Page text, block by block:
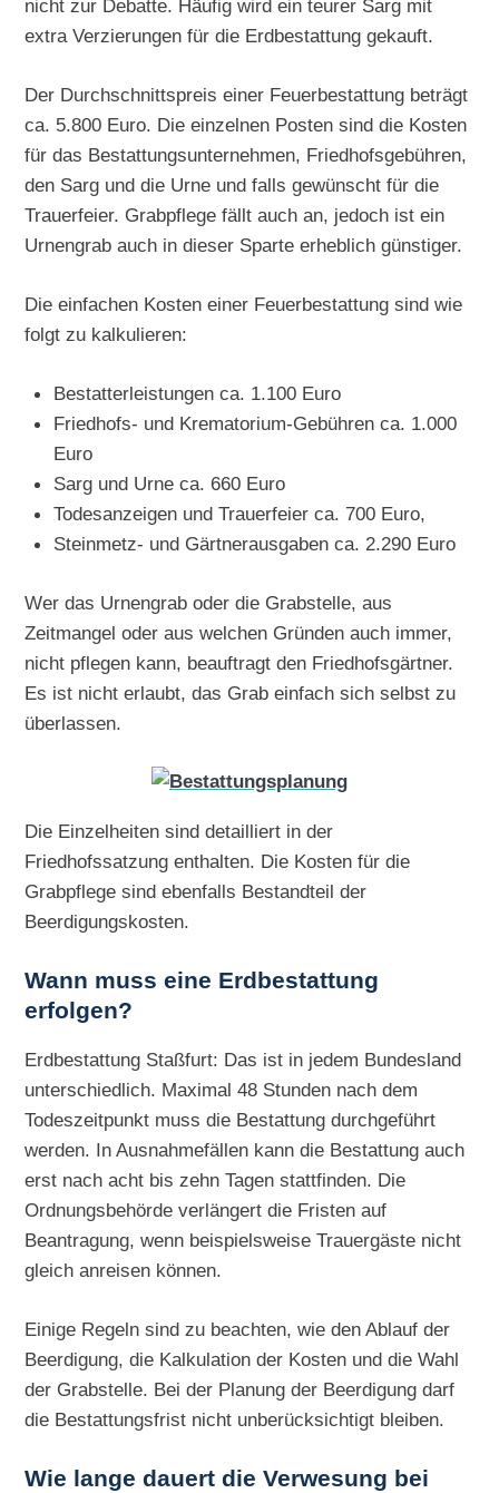
nicht zur Debatte. Häufig wird ein teurer Sarg mit
extra Verzierungen für die Erdbestattung gekauft.
Der Durchschnittspreis einer Feuerbestattung beträgt
ca. 5.800 Euro. Die einzelnen Posten sind die Kosten
für das Bestattungsunternehmen, Friedhofsgebühren,
den Sarg und die Urne und falls gewünscht für die
Trauerfeier. Grabpflege fällt auch an, jedoch ist ein
Urnengrab auch in dieser Sparte erheblich günstiger.
Die einfachen Kosten einer Feuerbestattung sind wie
folgt zu kalkulieren:
Bestatterleistungen ca. 1.100 Euro
Friedhofs- und Krematorium-Gebühren ca. 1.000
Euro
Sarg und Urne ca. 660 Euro
Todesanzeigen und Trauerfeier ca. 700 Euro,
Steinmetz- und Gärtnerausgaben ca. 2.290 Euro
Wer das Urnengrab oder die Grabstelle, aus
Zeitmangel oder aus welchen Gründen auch immer,
nicht pflegen kann, beauftragt den Friedhofsgärtner.
Es ist nicht erlaubt, das Grab einfach sich selbst zu
überlassen.
Die Einzelheiten sind detailliert in der
Friedhofssatzung enthalten. Die Kosten für die
Grabpflege sind ebenfalls Bestandteil der
Beerdigungskosten.
Wann muss eine Erdbestattung
erfolgen?
Erdbestattung Staßfurt: Das ist in jedem Bundesland
unterschiedlich. Maximal 48 Stunden nach dem
Todeszeitpunkt muss die Bestattung durchgeführt
werden. In Ausnahmefällen kann die Bestattung auch
erst nach acht bis zehn Tagen stattfinden. Die
Ordnungsbehörde verlängert die Fristen auf
Beantragung, wenn beispielsweise Trauergäste nicht
gleich anreisen können.
Einige Regeln sind zu beachten, wie den Ablauf der
Beerdigung, die Kalkulation der Kosten und die Wahl
der Grabstelle. Bei der Planung der Beerdigung darf
die Bestattungsfrist nicht unberücksichtigt bleiben.
Wie lange dauert die Verwesung bei